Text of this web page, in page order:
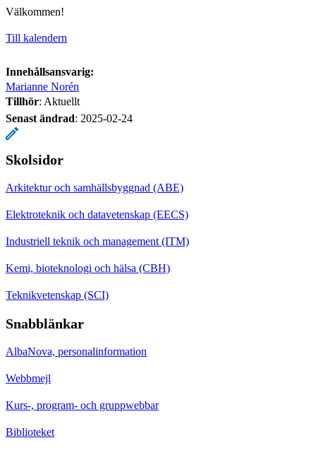
Välkommen!
Till kalendern
Innehållsansvarig:
Marianne Norén
Tillhör: Aktuellt
Senast ändrad: 2025-02-24
Skolsidor
Arkitektur och samhällsbyggnad (ABE)
Elektroteknik och datavetenskap (EECS)
Industriell teknik och management (ITM)
Kemi, bioteknologi och hälsa (CBH)
Teknikvetenskap (SCI)
Snabblänkar
AlbaNova, personalinformation
Webbmejl
Kurs-, program- och gruppwebbar
Biblioteket